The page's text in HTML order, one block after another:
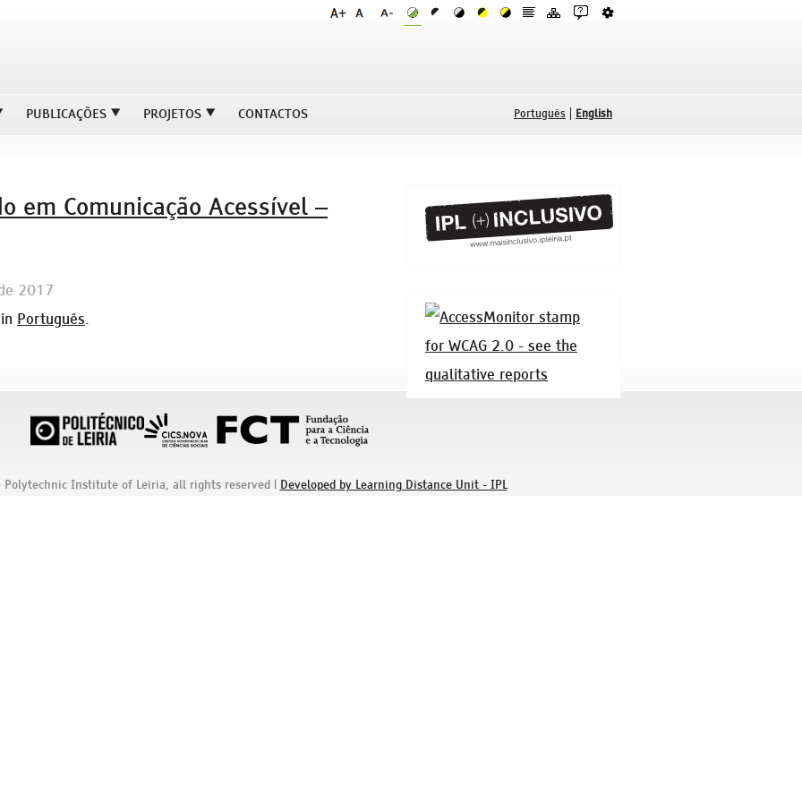
PUBLICAÇÕES PROJETOS CONTACTOS Português English
em Comunicação Acessível –
2017
Português.
Institute of Leiria, all rights reserved| Developed by Learning Distance Unit - IPL